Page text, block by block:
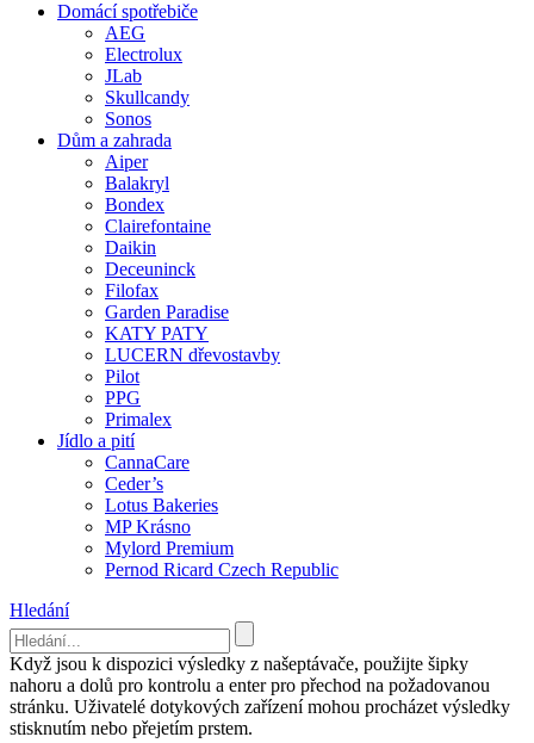
Domácí spotřebiče
AEG
Electrolux
JLab
Skullcandy
Sonos
Dům a zahrada
Aiper
Balakryl
Bondex
Clairefontaine
Daikin
Deceuninck
Filofax
Garden Paradise
KATY PATY
LUCERN dřevostavby
Pilot
PPG
Primalex
Jídlo a pití
CannaCare
Ceder’s
Lotus Bakeries
MP Krásno
Mylord Premium
Pernod Ricard Czech Republic
Hledání
Když jsou k dispozici výsledky z našeptávače, použijte šipky
nahoru a dolů pro kontrolu a enter pro přechod na požadovanou
stránku. Uživatelé dotykových zařízení mohou procházet výsledky
stisknutím nebo přejetím prstem.